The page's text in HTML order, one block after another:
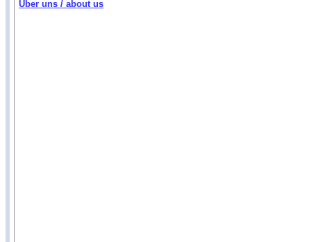
Über uns / about us